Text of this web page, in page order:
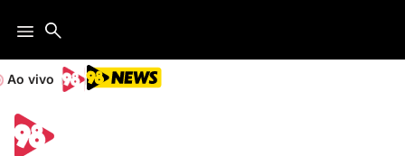
Ao vivo